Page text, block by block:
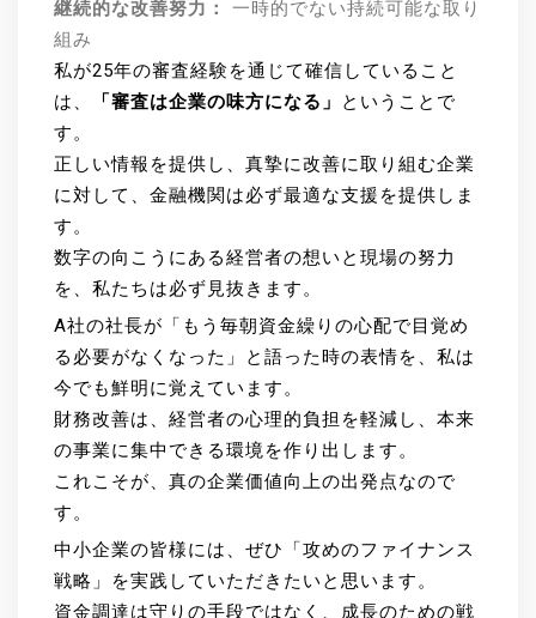
継続的な改善努力：
一時的でない持続可能な取り
組み
私が25年の審査経験を通じて確信していること
は、
「審査は企業の味方になる」
ということで
す。
正しい情報を提供し、真摯に改善に取り組む企業
に対して、金融機関は必ず最適な支援を提供しま
す。
数字の向こうにある経営者の想いと現場の努力
を、私たちは必ず見抜きます。
A社の社長が「もう毎朝資金繰りの心配で目覚め
る必要がなくなった」と語った時の表情を、私は
今でも鮮明に覚えています。
財務改善は、経営者の心理的負担を軽減し、本来
の事業に集中できる環境を作り出します。
これこそが、真の企業価値向上の出発点なので
す。
中小企業の皆様には、ぜひ「攻めのファイナンス
戦略」を実践していただきたいと思います。
資金調達は守りの手段ではなく、成長のための戦